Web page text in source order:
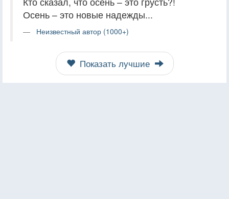
Осень – это новые надежды...
Неизвестный автор (1000+)
Показать лучшие